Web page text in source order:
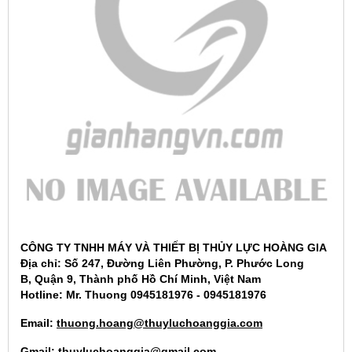
CÔNG TY TNHH MÁY VÀ THIẾT BỊ THỦY LỰC HOÀNG GIA
Địa chỉ: Số 247, Đường Liên Phường, P. Phước Long
B, Quận 9, Thành phố Hồ Chí Minh, Việt Nam
Hotline: Mr. Thuong 0945181976 - 0945181976
Email: thuong.hoang@thuyluchoanggia.com